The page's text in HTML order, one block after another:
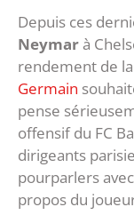
Depuis ces
Neymarà
rendement de
Germain
pense
offensif du FC
dirigeants
pourparlers
propos du